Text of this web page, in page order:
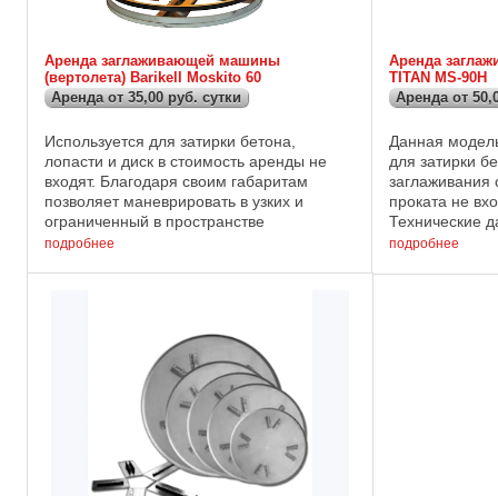
Аренда заглаживающей машины
(вертолета) Barikell Moskito 60
Аренда от 35,00 руб. сутки
Используется для затирки бетона,
лопасти и диск в стоимость аренды не
входят. Благодаря своим габаритам
позволяет маневрировать в узких и
ограниченный в пространстве
помещениях. Технические данные :
подробнее
Аренда
TITAN MS-90H
Аренда от
Данная
для затирки
заглаживания
проката не
Технические
GX-160;
подробнее